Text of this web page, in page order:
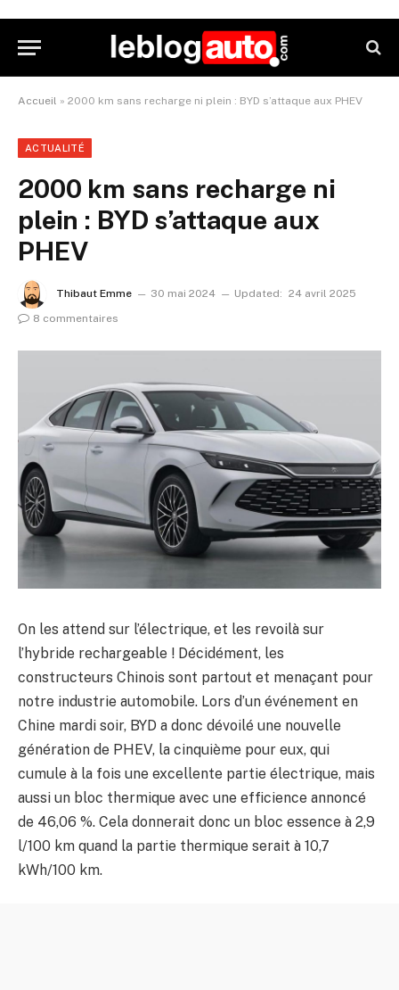
Accueil » 2000 km sans recharge ni plein : BYD s’attaque aux PHEV
ACTUALITÉ
2000 km sans recharge ni
plein : BYD s’attaque aux
PHEV
Thibaut Emme 30 mai 2024 Updated: 24 avril 2025
8 commentaires
On les attend sur l’électrique, et les revoilà sur
l’hybride rechargeable ! Décidément, les
constructeurs Chinois sont partout et menaçant pour
notre industrie automobile. Lors d’un événement en
Chine mardi soir, BYD a donc dévoilé une nouvelle
génération de PHEV, la cinquième pour eux, qui
cumule à la fois une excellente partie électrique, mais
aussi un bloc thermique avec une efficience annoncé
de 46,06 %. Cela donnerait donc un bloc essence à 2,9
l/100 km quand la partie thermique serait à 10,7
kWh/100 km.